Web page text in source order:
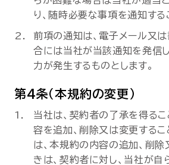
り、随時必要な事項を通知する
前項の通知は、電子メール又
合には当社が当該通知を発信
力が発生するものとします。
第4条（本規約の変更）
当社は、契約者の了承を得るこ
容を追加、削除又は変更するこ
は、本規約の内容の追加、削除
きは、契約者に対し、当社が自